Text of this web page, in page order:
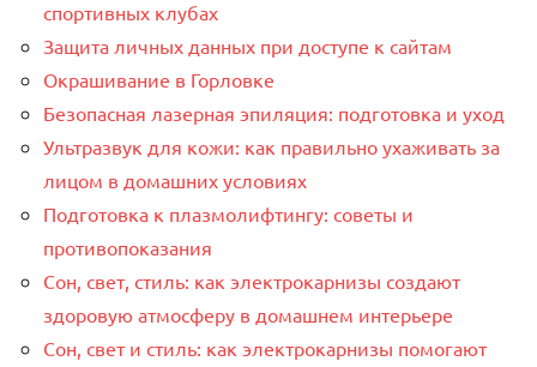
спортивных клубах
Защита личных данных при доступе к сайтам
Окрашивание в Горловке
Безопасная лазерная эпиляция: подготовка и уход
Ультразвук для кожи: как правильно ухаживать за
лицом в домашних условиях
Подготовка к плазмолифтингу: советы и
противопоказания
Сон, свет, стиль: как электрокарнизы создают
здоровую атмосферу в домашнем интерьере
Сон, свет и стиль: как электрокарнизы помогают